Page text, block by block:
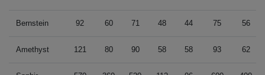
Bernstein 92 60 71 48 44 75 56
Amethyst 121 80 90 58 58 93 62